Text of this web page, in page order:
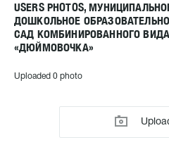
USERS PHOTOS,
ДОШКОЛЬНОЕ
САД КОМБИНИРОВАННОГО
«ДЮЙМОВОЧКА»
Uploaded 0 photo